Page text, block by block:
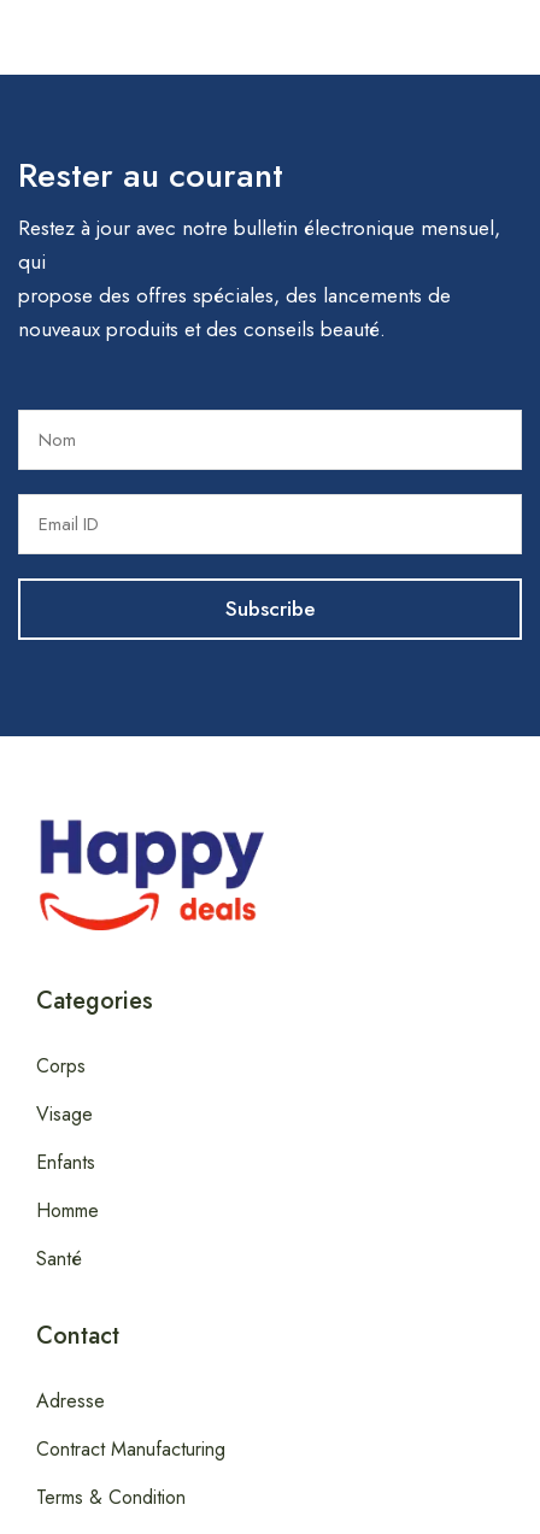
Rester au courant
Restez à jour avec notre bulletin électronique mensuel,
qui
propose des offres spéciales, des lancements de
nouveaux produits et des conseils beauté.
Categories
Corps
Visage
Enfants
Homme
Santé
Contact
Adresse
Contract Manufacturing
Terms & Condition